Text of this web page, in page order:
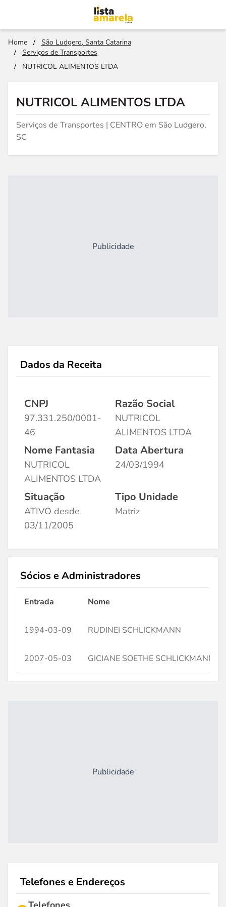
Home /
São Ludgero, Santa Catarina
/
Serviços de Transportes
/
NUTRICOL ALIMENTOS LTDA
NUTRICOL ALIMENTOS LTDA
Serviços de Transportes | CENTRO em São Ludgero,
SC
Publicidade
Dados da Receita
CNPJ
97.331.250/0001-
46
Razão Social
NUTRICOL
ALIMENTOS LTDA
Nome Fantasia
NUTRICOL
ALIMENTOS LTDA
Data Abertura
24/03/1994
Situação
ATIVO desde
03/11/2005
Tipo Unidade
Matriz
Sócios e Administradores
Entrada Nome
1994-03-09 RUDINEI SCHLICKMANN
2007-05-03 GICIANE SOETHE SCHLICKMANN
Publicidade
Telefones e Endereços